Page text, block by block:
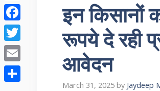
इन किसानों
रूपये दे रही
आवेदन
March 31, 2025 by Jaydeep
Telegram
Facebook
Twitter
Email